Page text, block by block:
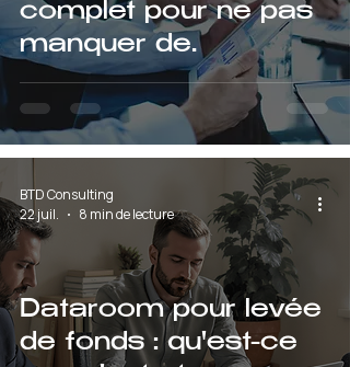
complet pour ne pas
manquer de
trésorerie en 2026
Dataroom pour levée
de fonds : qu'est-ce
BTD Consulting
22 juil.
8 min de lecture